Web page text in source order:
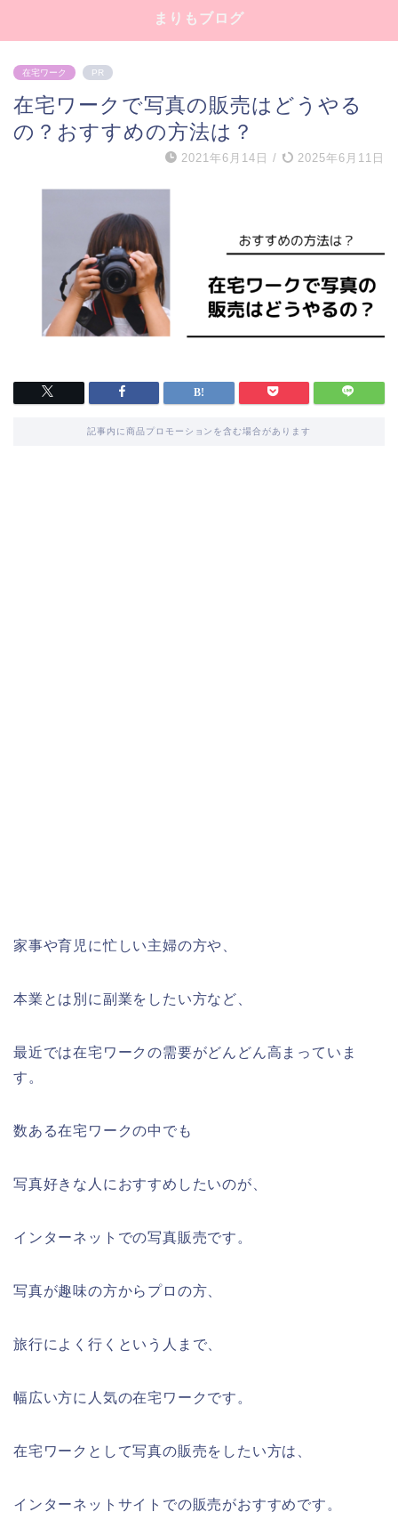
まりもブログ
在宅ワーク PR
在宅ワークで写真の販売はどうやる
の？おすすめの方法は？
2021年6月14日 / 2025年6月11日
記事内に商品プロモーションを含む場合があります
家事や育児に忙しい主婦の方や、
本業とは別に副業をしたい方など、
最近では在宅ワークの需要がどんどん高まっていま
す。
数ある在宅ワークの中でも
写真好きな人におすすめしたいのが、
インターネットでの写真販売です。
写真が趣味の方からプロの方、
旅行によく行くという人まで、
幅広い方に人気の在宅ワークです。
在宅ワークとして写真の販売をしたい方は、
インターネットサイトでの販売がおすすめです。